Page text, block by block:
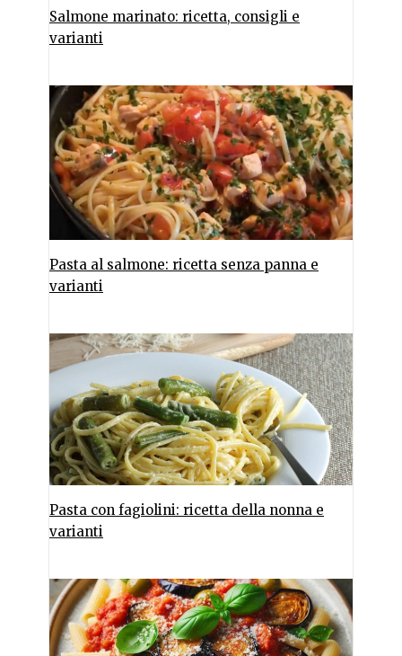
Salmone marinato: ricetta, consigli e
varianti
Pasta al salmone: ricetta senza panna e
varianti
Pasta con fagiolini: ricetta della nonna e
varianti